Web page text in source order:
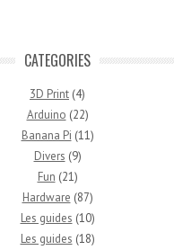
CATEGORIES
3D Print (4)
Arduino (22)
Banana Pi (11)
Divers (9)
Fun (21)
Hardware (87)
Les guides (10)
Les guides (18)